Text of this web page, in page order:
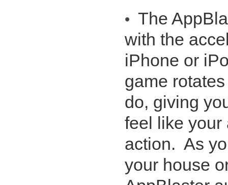
• The
with the
iPhone or
game
do, giving
feel like your
action. As
your house